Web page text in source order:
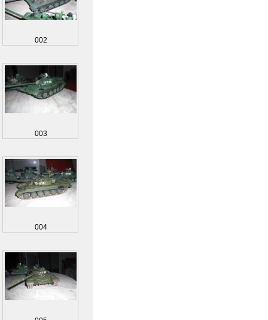
002
003
004